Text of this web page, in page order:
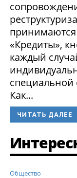
принимаются
«Кредиты»,
каждый
специальной
Как...
ЧИТАТЬ ДАЛЕЕ
Общество